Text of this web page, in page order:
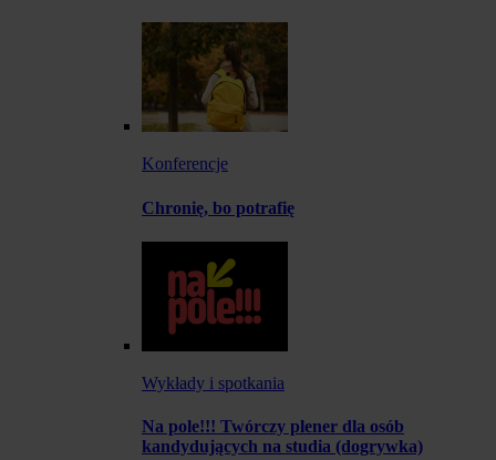
Konferencje
Chronię, bo potrafię
Wykłady i spotkania
Na pole!!! Twórczy plener dla osób
kandydujących na studia (dogrywka)